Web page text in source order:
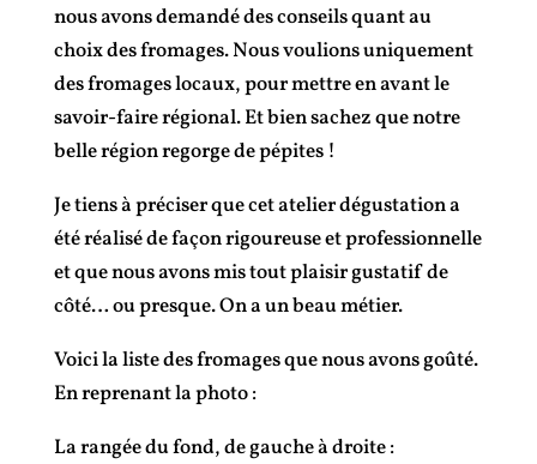
nous avons demandé des conseils quant au
choix des fromages. Nous voulions uniquement
des fromages locaux, pour mettre en avant le
savoir-faire régional. Et bien sachez que notre
belle région regorge de pépites !
Je tiens à préciser que cet atelier dégustation a
été réalisé de façon rigoureuse et professionnelle
et que nous avons mis tout plaisir gustatif de
côté… ou presque. On a un beau métier.
Voici la liste des fromages que nous avons goûté.
En reprenant la photo :
La rangée du fond, de gauche à droite :